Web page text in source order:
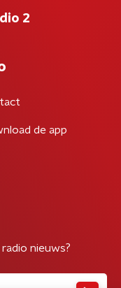
2
de app
nieuws?